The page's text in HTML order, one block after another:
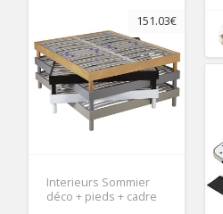
151.03€
Interieurs Sommier
déco + pieds + cadre